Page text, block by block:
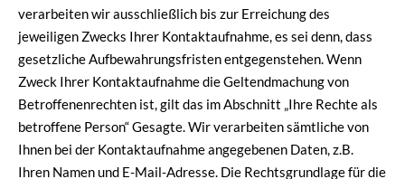
verarbeiten wir ausschließlich bis zur Erreichung des
jeweiligen Zwecks Ihrer Kontaktaufnahme, es sei denn, dass
gesetzliche Aufbewahrungsfristen entgegenstehen. Wenn
Zweck Ihrer Kontaktaufnahme die Geltendmachung von
Betroffenenrechten ist, gilt das im Abschnitt „Ihre Rechte als
betroffene Person“ Gesagte. Wir verarbeiten sämtliche von
Ihnen bei der Kontaktaufnahme angegebenen Daten, z.B.
Ihren Namen und E-Mail-Adresse. Die Rechtsgrundlage für die